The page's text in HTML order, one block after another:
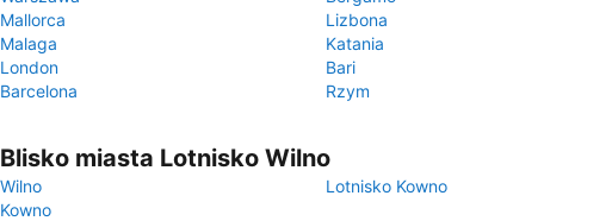
Mallorca
Lizbona
Malaga
Katania
London
Bari
Barcelona
Rzym
Blisko miasta Lotnisko Wilno
Wilno
Lotnisko Kowno
Kowno